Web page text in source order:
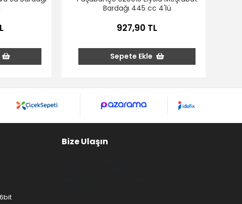
Bardağı 445 cc 4'lü
927,90 TL
Sepete Ekle
Bize Ulaşın